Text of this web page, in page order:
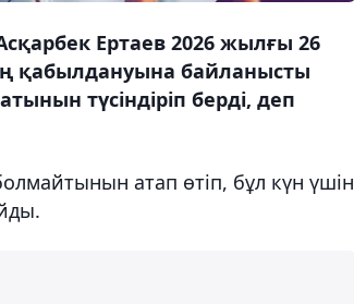
Ертаев 2026 жылғы 26
қабылдануына байланысты
түсіндіріп берді, деп
атап өтіп, бұл күн үшін